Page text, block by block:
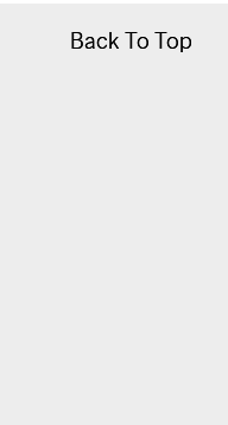
Back To Top
Back To Top